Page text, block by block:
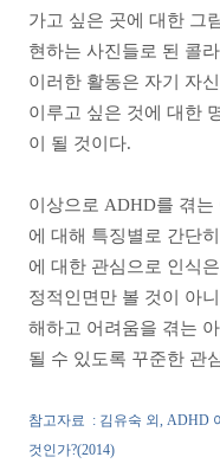
가고 싶은 곳에 대한 그
현하는 사진들로 된 콜
이러한 활동은 자기 자
이루고 싶은 것에 대한
이 될 것이다.
이상으로 ADHD를 겪는
에 대해 특징별로 간단
에 대한 관심으로 인식
정적인면만 볼 것이 아
해하고 어려움을 겪는
될 수 있도록 꾸준한 관
참고자료 : 김유숙 외, ADHD
것인가?(2014)